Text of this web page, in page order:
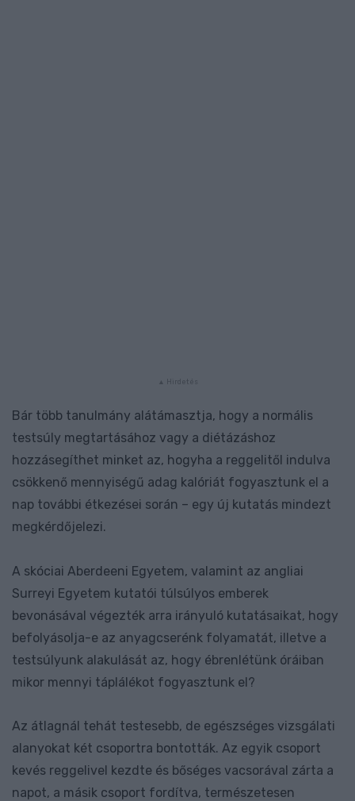
Bár több tanulmány alátámasztja, hogy a normális
testsúly megtartásához vagy a diétázáshoz
hozzásegíthet minket az, hogyha a reggelitől indulva
csökkenő mennyiségű adag kalóriát fogyasztunk el a
nap további étkezései során – egy új kutatás mindezt
megkérdőjelezi.
A skóciai Aberdeeni Egyetem, valamint az angliai
Surreyi Egyetem kutatói túlsúlyos emberek
bevonásával végezték arra irányuló kutatásaikat, hogy
befolyásolja-e az anyagcserénk folyamatát, illetve a
testsúlyunk alakulását az, hogy ébrenlétünk óráiban
mikor mennyi táplálékot fogyasztunk el?
Az átlagnál tehát testesebb, de egészséges vizsgálati
alanyokat két csoportra bontották. Az egyik csoport
kevés reggelivel kezdte és bőséges vacsorával zárta a
napot, a másik csoport fordítva, természetesen